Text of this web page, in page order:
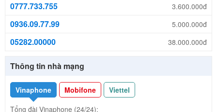
0777.733.755 3.600.000đ
0936.09.77.99 5.000.000đ
05282.00000 38.000.000đ
Thông tin nhà mạng
Vinaphone Mobifone
Viettel
Tổng đài Vinaphone (24/24):